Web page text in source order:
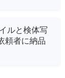
ルと検体写
頼者に納品